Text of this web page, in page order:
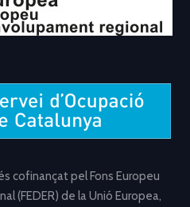
cofinançat pel Fons Europeu
(FEDER) de la Unió Europea,